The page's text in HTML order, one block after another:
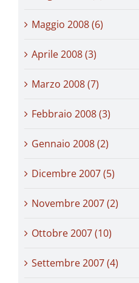
Maggio 2008 (6)
Aprile 2008 (3)
Marzo 2008 (7)
Febbraio 2008 (3)
Gennaio 2008 (2)
Dicembre 2007 (5)
Novembre 2007 (2)
Ottobre 2007 (10)
Settembre 2007 (4)